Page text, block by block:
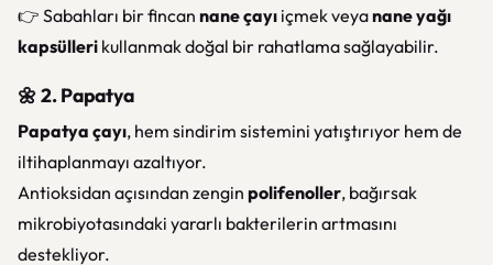
👉 Sabahları bir fincan nane çayı içmek veyanane yağı
kapsülleri kullanmak doğal bir rahatlama sağlayabilir.
🌼 2. Papatya
Papatya çayı, hem sindirim sistemini yatıştırıyor hem de
iltihaplanmayı azaltıyor.
Antioksidan açısından zengin polifenoller, bağırsak
mikrobiyotasındaki yararlı bakterilerin artmasını
destekliyor.